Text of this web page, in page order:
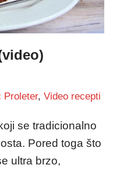
Proleter, Video recepti
se tradicionalno
Pored toga što
ultra brzo,